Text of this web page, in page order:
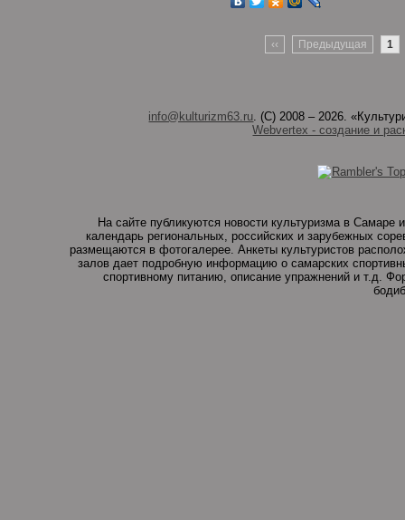
‹‹ Предыдущая 1
info@kulturizm63.ru. (C) 2008 – 2026.
Webvertex - создание и
На сайте публикуются новости культуризма в
календарь региональных, российских и зарубежных
размещаются в фотогалерее. Анкеты культуристов
залов дает подробную информацию о самарских
спортивному питанию, описание упражнений и т.д.